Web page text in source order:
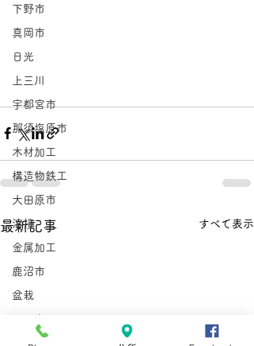
下野市
真岡市
日光
上三川
宇都宮市
那須塩原市
木材加工
構造物鉄工
大田原市
溶接
金属加工
鹿沼市
盆栽
那珂川町
最新記事 すべて表示